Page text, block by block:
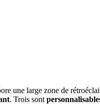
une large zone de
. Trois sont